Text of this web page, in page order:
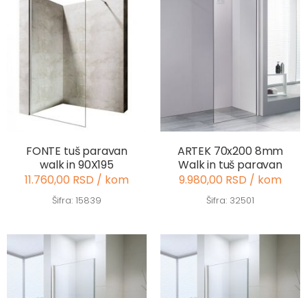
FONTE tuš paravan
walk in 90X195
11.760,00 RSD / kom
Šifra: 15839
ARTEK 70x200 8mm
Walk in tuš paravan
9.980,00 RSD / kom
Šifra: 32501